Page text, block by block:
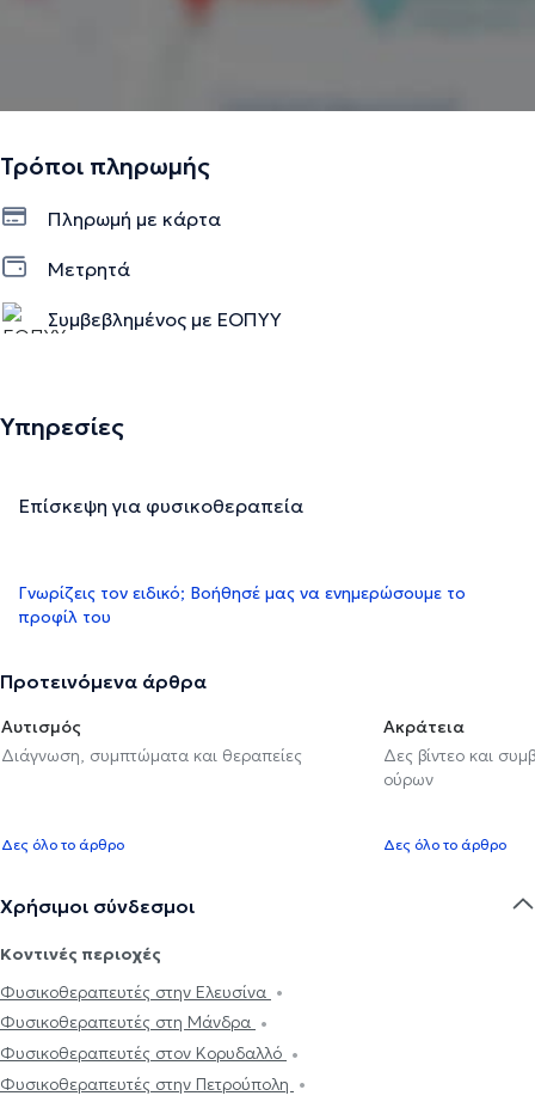
Τρόποι πληρωμής
Πληρωμή με κάρτα
Μετρητά
Συμβεβλημένος με ΕΟΠΥΥ
Υπηρεσίες
Επίσκεψη για φυσικοθεραπεία
Γνωρίζεις τον ειδικό; Βοήθησέ μας να ενημερώσουμε το
προφίλ του
Προτεινόμενα άρθρα
Αυτισμός
Διάγνωση, συμπτώματα και θεραπείες
Δες όλο το άρθρο
Ακράτεια
Δες βίντεο και
ούρων
Δες όλο το άρθρο
Χρήσιμοι σύνδεσμοι
Κοντινές περιοχές
Φυσικοθεραπευτές στην Ελευσίνα
Φυσικοθεραπευτές στη Μάνδρα
Φυσικοθεραπευτές στον Κορυδαλλό
Φυσικοθεραπευτές στην Πετρούπολη